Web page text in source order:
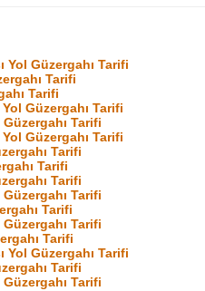
Güzergahı Tarifi
Tarifi
Tarifi
Güzergahı Tarifi
Tarifi
Güzergahı Tarifi
Tarifi
Tarifi
Tarifi
Tarifi
Tarifi
Tarifi
Tarifi
Güzergahı Tarifi
Tarifi
Tarifi